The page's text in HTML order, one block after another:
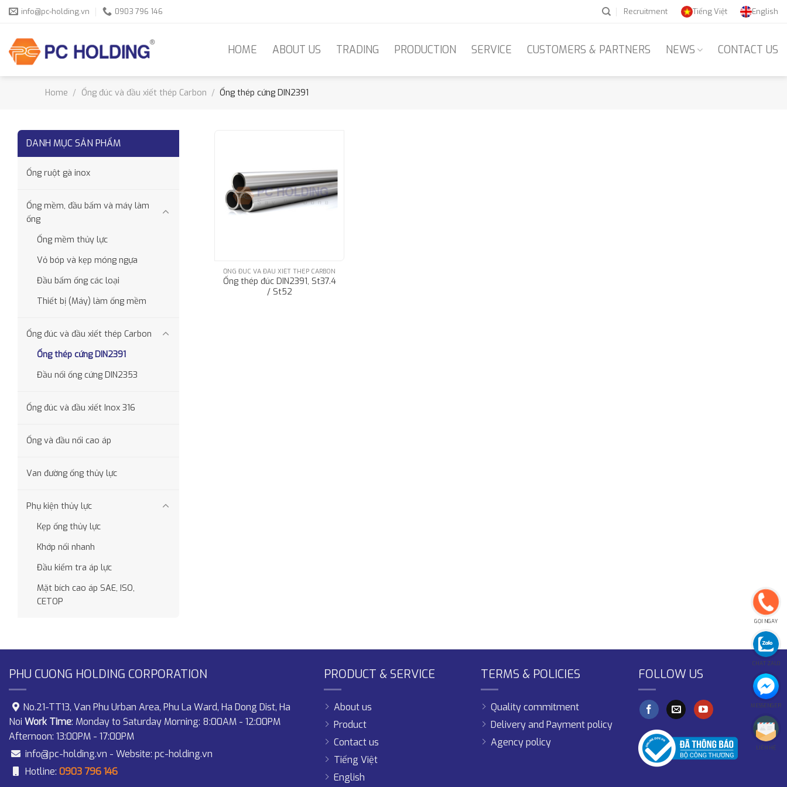
Skip
content
info@pc-holding.vn 0903 796 146 Recruitment Tiếng Việt English
HOME ABOUT US TRADING PRODUCTION SERVICE CUSTOMERS & PARTNERS NEWS CONTACT US
Home / Ống đúc và đầu xiết thép Carbon / Ống thép cứng DIN2391
DANH MỤC SẢN PHẨM
Ống ruột gà inox
Ống mềm, đầu bấm và máy làm
ống
Ống mềm thủy lực
Vỏ bóp và kẹp móng ngựa
Đầu bấm ống các loại
Thiết bị (Máy) làm ống mềm
Ống đúc và đầu xiết thép Carbon
Ống thép cứng DIN2391
Đầu nối ống cứng DIN2353
Ống đúc và đầu xiết Inox 316
Ống và đầu nối cao áp
Van đường ống thủy lực
Phụ kiện thủy lực
Kẹp ống thủy lực
Khớp nối nhanh
Đầu kiểm tra áp lực
Mặt bích cao áp SAE, ISO,
CETOP
ỐNG ĐÚC VÀ ĐẦU XIẾT THÉP CARBON
Ống thép đúc DIN2391, St37.4
/ St52
PHU CUONG HOLDING CORPORATION
No.21-TT13, Van Phu Urban Area, Phu La Ward, Ha Dong Dist, Ha
Noi Work Time: Monday to Saturday Morning: 8:00AM - 12:00PM
Afternoon: 13:00PM - 17:00PM
info@pc-holding.vn - Website: pc-holding.vn
Hotline: 0903 796 146
PRODUCT & SERVICE
About us
Product
Contact us
Tiếng Việt
English
TERMS & POLICIES
Quality commitment
Delivery and Payment policy
Agency policy
FOLLOW US
GỌI NGAY
CHAT ZALO
MESSENGER
LIÊN HỆ